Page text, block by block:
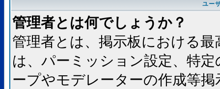
ユー
管理者とは何でしょうか？
管理者とは、掲示板における
は、パーミッション設定、特
ープやモデレーターの作成等